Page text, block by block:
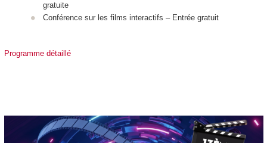
gratuite
Conférence sur les films interactifs – Entrée gratuit
Programme détaillé